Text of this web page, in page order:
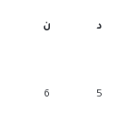
د ن
5
6